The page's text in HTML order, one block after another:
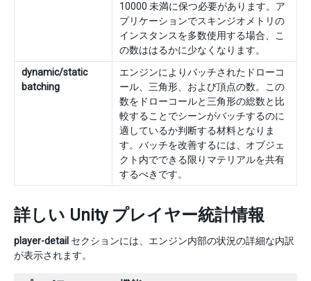
10000 未満に保つ必要があります。ア
プリケーションでスキンジオメトリの
インスタンスを多数使用する場合、こ
の数ははるかに少なくなります。
dynamic/static
batching
エンジンによりバッチされたドローコ
ール、三角形、および頂点の数。この
数をドローコールと三角形の総数と比
較することでシーンがバッチするのに
適しているか判断する材料となりま
す。バッチを改善するには、オブジェ
クト内でできる限りマテリアルを共有
するべきです。
詳しい Unity プレイヤー統計情報
player-detail セクションには、エンジン内部の状況の詳細な内訳
が表示されます。